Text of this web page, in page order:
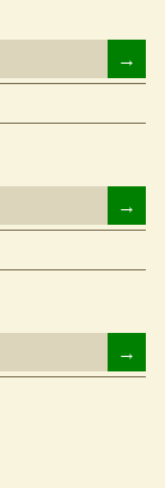
→
→
→